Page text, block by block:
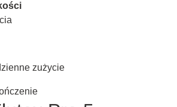
zużycie